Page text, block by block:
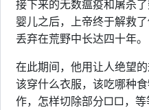
接下来的无数瘟疫和屠杀
婴儿之后，上帝终于解救
丢弃在荒野中长达四十年。
在此期间，他用让人绝望
该穿什么衣服，该吃哪种
作，怎样切除部分□□，等